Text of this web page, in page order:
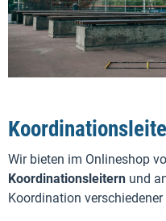
Wir bieten im Onlineshop
Koordinationsleitern und
Koordination